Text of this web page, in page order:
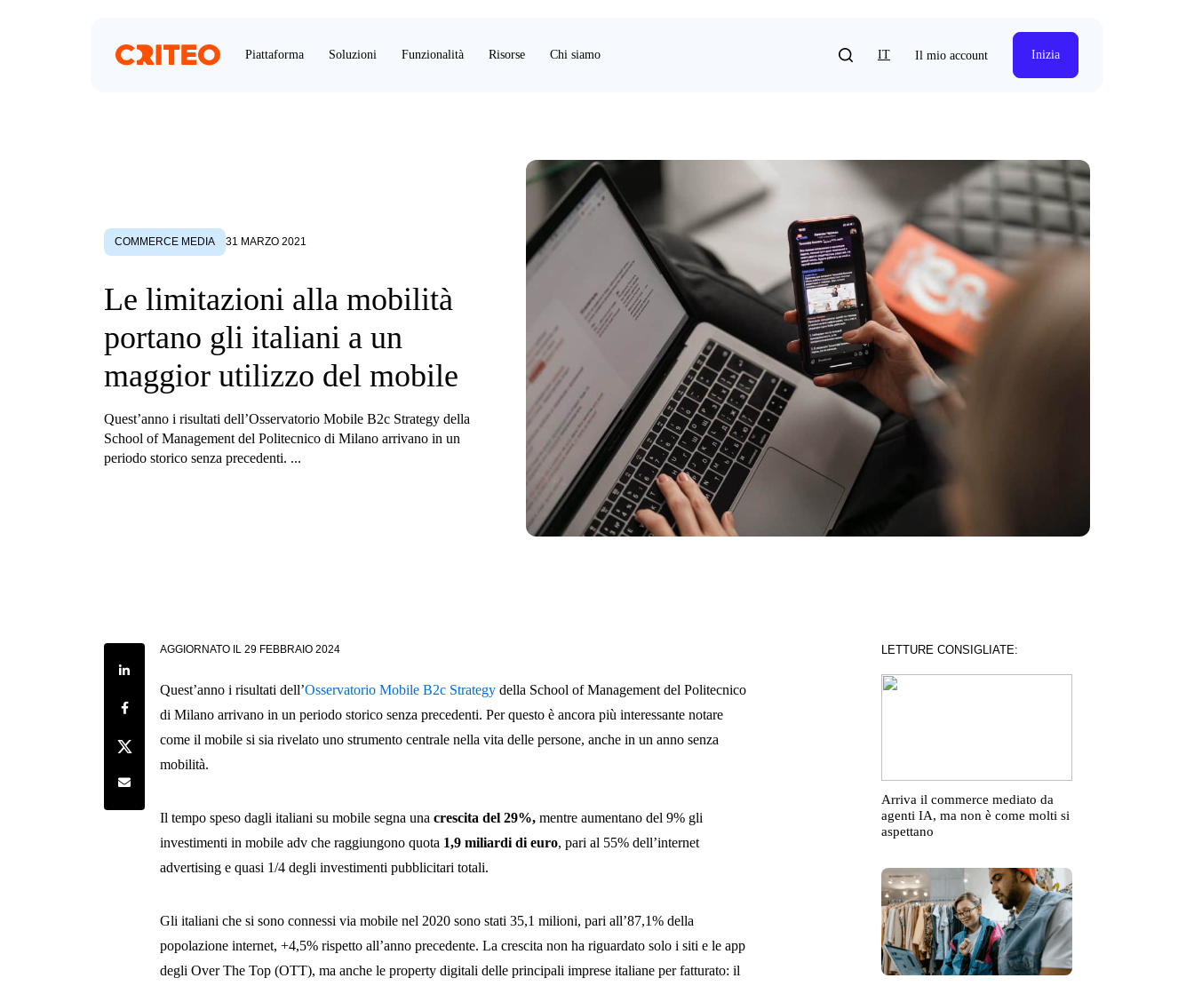
Piattaforma Soluzioni Funzionalità Risorse Chi siamo IT Il mio account Inizia
COMMERCE MEDIA 31 MARZO 2021
Le limitazioni alla mobilità
portano gli italiani a un
maggior utilizzo del mobile
Quest’anno i risultati dell’Osservatorio Mobile B2c Strategy della
School of Management del Politecnico di Milano arrivano in un
periodo storico senza precedenti. ...
Share on LinkedIn
Share on Facebook
Share on Twitter
Share by e-mail
AGGIORNATO IL 29 FEBBRAIO 2024
Quest’anno i risultati dell’Osservatorio Mobile B2c Strategy della School of Management del Politecnico
di Milano arrivano in un periodo storico senza precedenti. Per questo è ancora più interessante notare
come il mobile si sia rivelato uno strumento centrale nella vita delle persone, anche in un anno senza
mobilità.
Il tempo speso dagli italiani su mobile segna unacrescita del 29%, mentre aumentano del 9% gli
investimenti in mobile adv che raggiungono quota 1,9 miliardi di euro, pari al 55% dell’internet
advertising e quasi 1/4 degli investimenti pubblicitari totali.
Gli italiani che si sono connessi via mobile nel 2020 sono stati 35,1 milioni, pari all’87,1% della
popolazione internet, +4,5% rispetto all’anno precedente. La crescita non ha riguardato solo i siti e le app
degli Over The Top (OTT), ma anche le property digitali delle principali imprese italiane per fatturato: il
LETTURE CONSIGLIATE:
Arriva il commerce mediato da
agenti IA, ma non è come molti si
aspettano